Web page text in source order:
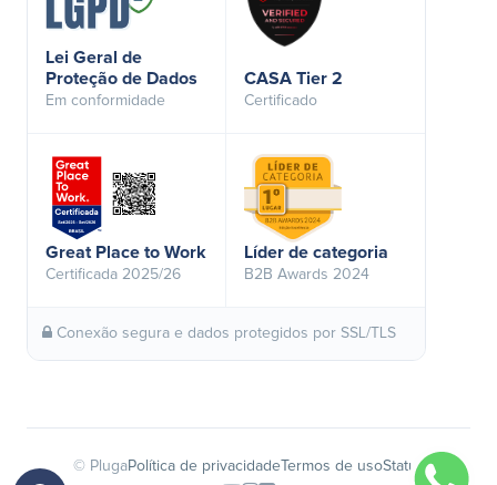
Lei Geral de
Proteção de Dados
Em conformidade
CASA Tier 2
Certificado
Great Place to Work
Certificada 2025/26
Líder de categoria
B2B Awards 2024
Conexão segura e dados protegidos por SSL/TLS
© PlugaPolítica de privacidadeTermos de usoStatus